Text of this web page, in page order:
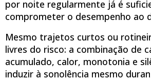
por noite regularmente já é
comprometer o desempenho ao
Mesmo trajetos curtos ou
livres do risco: a combinação de
acumulado, calor, monotonia e
induzir à sonolência mesmo